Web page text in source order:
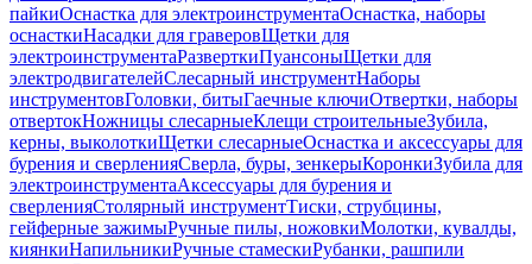
пайкиОснастка для электроинструментаОснастка, наборы
оснасткиНасадки для граверовЩетки для
электроинструментаРазверткиПуансоныЩетки для
электродвигателейСлесарный инструментНаборы
инструментовГоловки, битыГаечные ключиОтвертки, наборы
отвертокНожницы слесарныеКлещи строительныеЗубила,
керны, выколоткиЩетки слесарныеОснастка и аксессуары для
бурения и сверленияСверла, буры, зенкерыКоронкиЗубила для
электроинструментаАксессуары для бурения и
сверленияСтолярный инструментТиски, струбцины,
гейферные зажимыРучные пилы, ножовкиМолотки, кувалды,
киянкиНапильникиРучные стамескиРубанки, рашпили